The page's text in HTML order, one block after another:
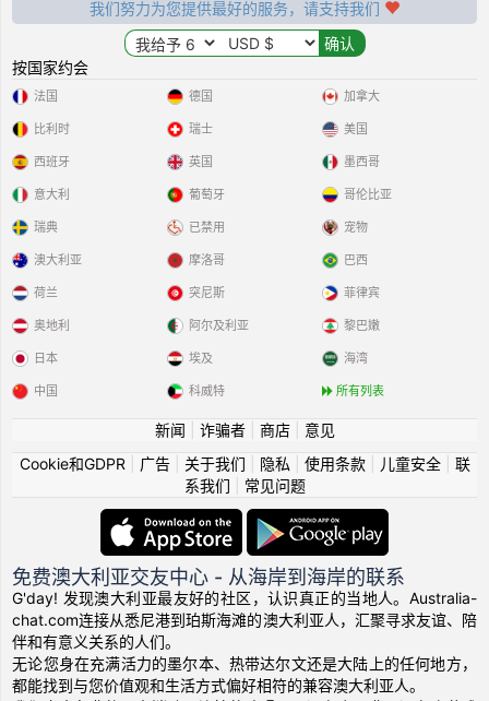
我们努力为您提供最好的服务，请支持我们
按国家约会
法国
比利时
西班牙
意大利
瑞典
德国
瑞士
英国
葡萄牙
已禁用
加拿大
美国
墨西哥
哥伦比亚
宠物
澳大利亚
荷兰
奥地利
日本
中国
摩洛哥
突尼斯
阿尔及利亚
埃及
科威特
巴西
菲律宾
黎巴嫩
海湾
所有列表
新闻 诈骗者| 商店| 意见
Cookie和GDPR
广告| 关于我们 隐私 使用条款| 儿童安全| 联
系我们
常见问题
免费澳大利亚交友中心 - 从海岸到海岸的联系
G'day! 发现澳大利亚最友好的社区，认识真正的当地人。Australia-
chat.com连接从悉尼港到珀斯海滩的澳大利亚人，汇聚寻求友谊、陪
伴和有意义关系的人们。
无论您身在充满活力的墨尔本、热带达尔文还是大陆上的任何地方，
都能找到与您价值观和生活方式偏好相符的兼容澳大利亚人。